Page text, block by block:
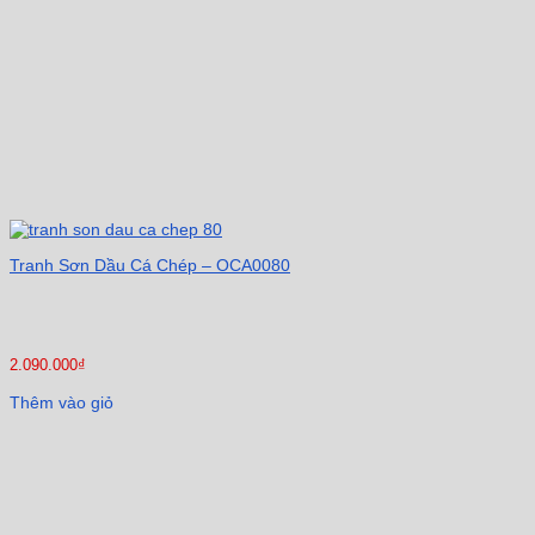
Tranh Sơn Dầu Cá Chép – OCA0080
2.090.000₫
Thêm vào giỏ